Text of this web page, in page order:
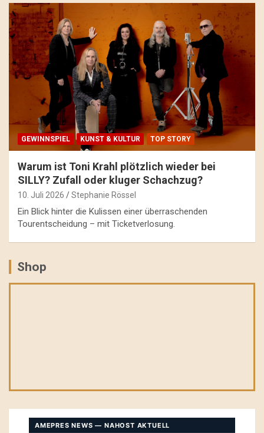
GEWINNSPIEL KUNST & KULTUR TOP STORY
Warum ist Toni Krahl plötzlich wieder bei
SILLY? Zufall oder kluger Schachzug?
10. Juli 2026 Stephanie Rössel
Ein Blick hinter die Kulissen einer überraschenden
Tourentscheidung – mit Ticketverlosung.
Shop